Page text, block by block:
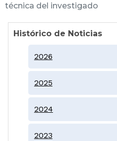
técnica del investigado
Histórico de Noticias
2026
2025
2024
2023